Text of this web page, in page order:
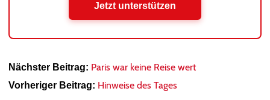
Jetzt unterstützen
Nächster Beitrag: Paris war keine Reise wert
Vorheriger Beitrag: Hinweise des Tages